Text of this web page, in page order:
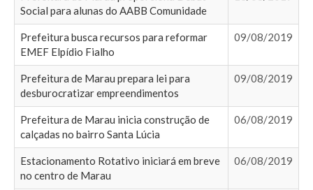
Social para alunas do AABB Comunidade
Prefeitura busca recursos para reformar
EMEF Elpídio Fialho
09/08/2019
Prefeitura de Marau prepara lei para
desburocratizar empreendimentos
09/08/2019
Prefeitura de Marau inicia construção de
calçadas no bairro Santa Lúcia
06/08/2019
Estacionamento Rotativo iniciará em breve
no centro de Marau
06/08/2019